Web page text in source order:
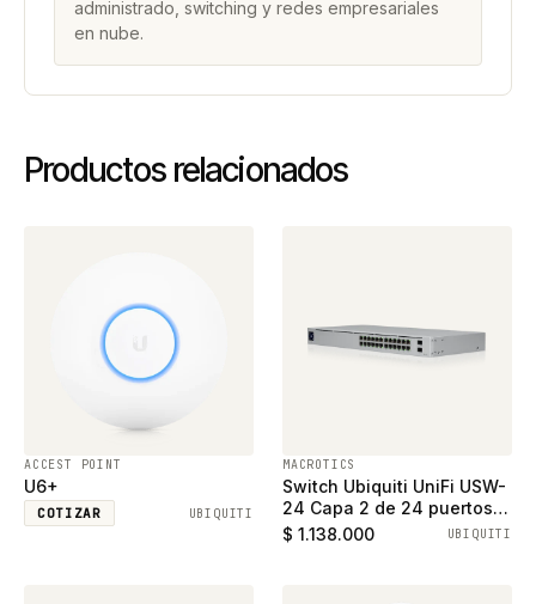
administrado, switching y redes empresariales
en nube.
Productos relacionados
ACCEST POINT
U6+
COTIZAR UBIQUITI
MACROTICS
Switch Ubiquiti UniFi USW-
24 Capa 2 de 24 puertos
ethernet gigabit y 2
$ 1.138.000 UBIQUITI